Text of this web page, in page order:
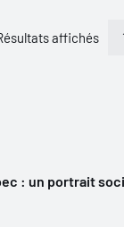
affichés
: un portrait